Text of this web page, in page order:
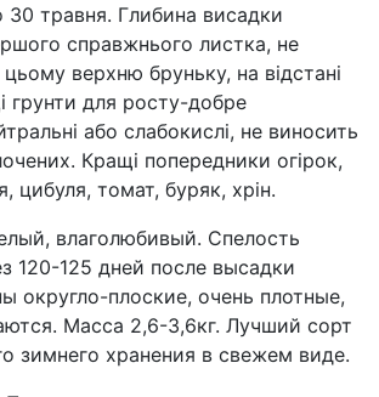
травня. Глибина висадки
справжнього листка, не
верхню бруньку, на відстані
грунти для росту-добре
або слабокислі, не виносить
Кращі попередники огірок,
цибуля, томат, буряк, хрін.
влаголюбивый. Спелость
120-125 дней после высадки
округло-плоские, очень плотные,
Масса 2,6-3,6кг. Лучший сорт
зимнего хранения в свежем виде.